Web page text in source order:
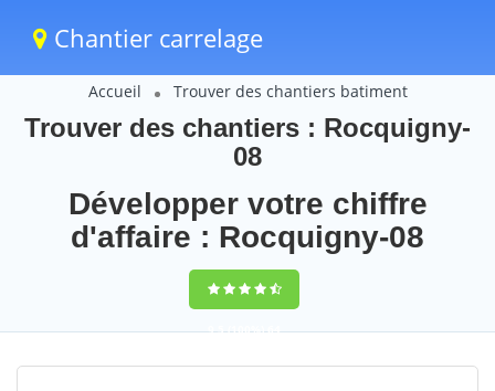
Chantier carrelage
Accueil Trouver des chantiers batiment
Trouver des chantiers : Rocquigny-
08
Développer votre chiffre
d'affaire : Rocquigny-08
9,5(100%)64
votes